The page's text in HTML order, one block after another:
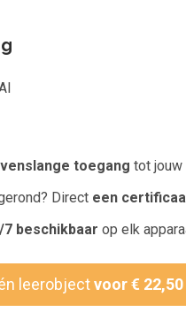
toegang tot jouw
Direct een
7 beschikbaar op elk
leerobjectvoor € 22,50